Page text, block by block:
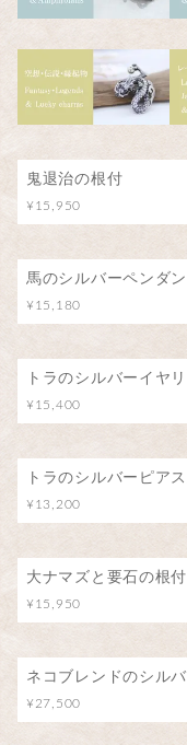
鬼退治の根付
¥15,950
馬のシルバーペンダン
¥15,180
¥15,400
¥13,200
大ナマズと要石の根付
¥15,950
¥27,500